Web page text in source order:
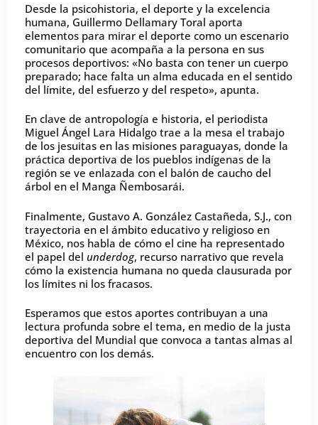
Desde la psicohistoria, el deporte y la excelencia
humana, Guillermo Dellamary Toral aporta
elementos para mirar el deporte como un escenario
comunitario que acompaña a la persona en sus
procesos deportivos: «No basta con tener un cuerpo
preparado; hace falta un alma educada en el sentido
del límite, del esfuerzo y del respeto», apunta.
En clave de antropología e historia, el periodista
Miguel Ángel Lara Hidalgo trae a la mesa el trabajo
de los jesuitas en las misiones paraguayas, donde la
práctica deportiva de los pueblos indígenas de la
región se ve enlazada con el balón de caucho del
árbol en el Manga Ñembosarái.
Finalmente, Gustavo A. González Castañeda, S.J., con
trayectoria en el ámbito educativo y religioso en
México, nos habla de cómo el cine ha representado
el papel del underdog, recurso narrativo que revela
cómo la existencia humana no queda clausurada por
los límites ni los fracasos.
Esperamos que estos aportes contribuyan a una
lectura profunda sobre el tema, en medio de la justa
deportiva del Mundial que convoca a tantas almas al
encuentro con los demás.